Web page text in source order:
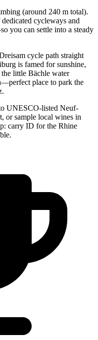
(around 240 m total).
cycleways and
you can settle into a steady
cycle path straight
is famed for sunshine,
little Bächle water
place to park the
UNESCO-listed Neuf-
or sample local wines in
carry ID for the Rhine